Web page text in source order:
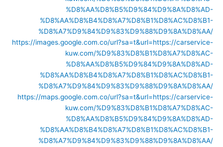
%D8%AA%D8%B5%D9%84%D9%8A%D8%AD-
%D8%AA%D8%B4%D8%A7%D8%B1%D8%AC%D8%B1-
%D8%A7%D9%84%D9%83%D9%88%D9%8A%D8%AA/
https://images.google.com.co/url?sa=t&url=https://carservice-
kuw.com/%D9%83%D8%B1%D8%A7%D8%AC-
%D8%AA%D8%B5%D9%84%D9%8A%D8%AD-
%D8%AA%D8%B4%D8%A7%D8%B1%D8%AC%D8%B1-
%D8%A7%D9%84%D9%83%D9%88%D9%8A%D8%AA/
https://maps.google.com.co/url?sa=t&url=https://carservice-
kuw.com/%D9%83%D8%B1%D8%A7%D8%AC-
%D8%AA%D8%B5%D9%84%D9%8A%D8%AD-
%D8%AA%D8%B4%D8%A7%D8%B1%D8%AC%D8%B1-
%D8%A7%D9%84%D9%83%D9%88%D9%8A%D8%AA/